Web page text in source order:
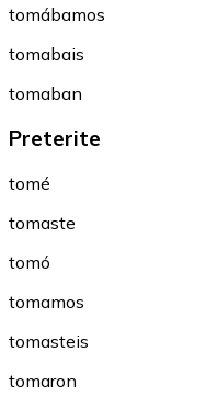
tomábamos
tomabais
tomaban
Preterite
tomé
tomaste
tomó
tomamos
tomasteis
tomaron